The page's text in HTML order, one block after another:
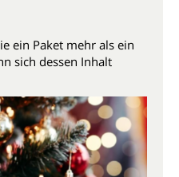
ein Paket mehr als ein
sich dessen Inhalt